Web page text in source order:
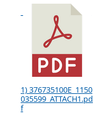
1) 376735100E_1150
035599_ATTACH1.pd
f